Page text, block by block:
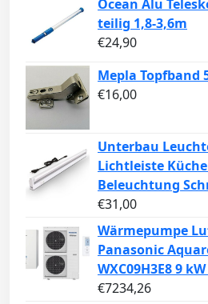
Ocean Alu
teilig 1,8-3,6m
€24,90
Mepla Topfband
€16,00
Unterbau
Lichtleiste
Beleuchtung
€31,00
Wärmepumpe
Panasonic
WXC09H3E8 9
€7234,26